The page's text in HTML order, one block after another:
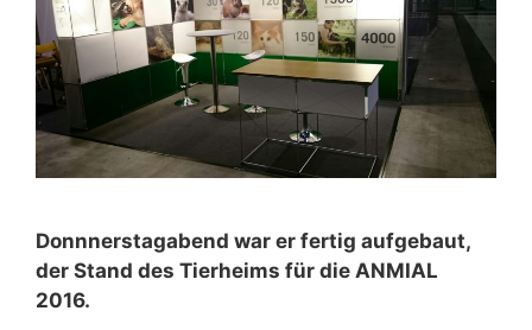
Donnnerstagabend war er fertig aufgebaut,
der Stand des Tierheims für die ANMIAL
2016.